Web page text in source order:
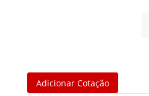
Adicionar Cotação